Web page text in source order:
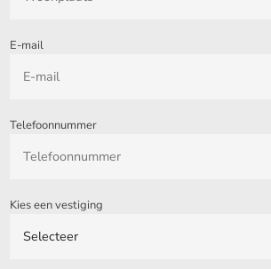
E-mail
Telefoonnummer
Kies een vestiging